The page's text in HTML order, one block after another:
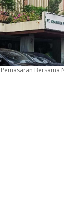
Bersama